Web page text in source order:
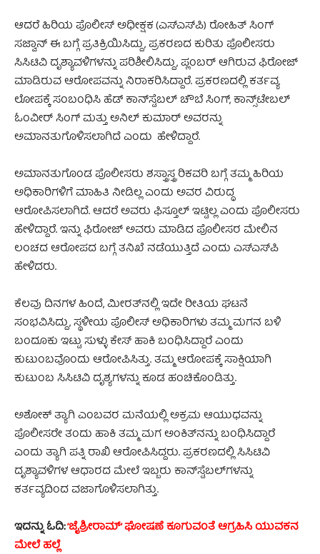
ಆದರೆ ಹಿರಿಯ ಪೊಲೀಸ್ ಅಧೀಕ್ಷಕ (ಎಸ್‌ಎಸ್‌ಪಿ) ರೋಹಿತ್ ಸಿಂಗ್
ಸಜ್ವಾನ್ ಈ ಬಗ್ಗೆ ಪ್ರತಿಕ್ರಿಯಿಸಿದ್ದು, ಪ್ರಕರಣದ ಕುರಿತು ಪೊಲೀಸರು
ಸಿಸಿಟಿವಿ ದೃಶ್ಯಾವಳಿಗಳನ್ನು ಪರಿಶೀಲಿಸಿದ್ದು, ಪ್ಲಂಬರ್ ಆಗಿರುವ ಫಿರೋಜ್
ಮಾಡಿರುವ ಆರೋಪವನ್ನು ನಿರಾಕರಿಸಿದ್ದಾರೆ. ಪ್ರಕರಣದಲ್ಲಿ ಕರ್ತವ್ಯ
ಲೋಪಕ್ಕೆ ಸಂಬಂಧಿಸಿ ಹೆಡ್ ಕಾನ್‌ಸ್ಟೆಬಲ್ ಚೌಬೆ ಸಿಂಗ್, ಕಾನ್ಸ್‌ಟೇಬಲ್
ಓಂವೀರ್ ಸಿಂಗ್ ಮತ್ತು ಅನಿಲ್ ಕುಮಾರ್ ಅವರನ್ನು
ಅಮಾನತುಗೊಳಿಸಲಾಗಿದೆ ಎಂದು ಹೇಳಿದ್ದಾರೆ.
ಅಮಾನತುಗೊಂಡ ಪೊಲೀಸರು ಶಸ್ತ್ರಾಸ್ತ್ರ ರಿಕವರಿ ಬಗ್ಗೆ ತಮ್ಮ ಹಿರಿಯ
ಅಧಿಕಾರಿಗಳಿಗೆ ಮಾಹಿತಿ ನೀಡಿಲ್ಲ ಎಂದು ಅವರ ವಿರುದ್ಧ
ಆರೋಪಿಸಲಾಗಿದೆ. ಆದರೆ ಅವರು ಫಿಸ್ತೂಲ್ ಇಟ್ಟಿಲ್ಲ ಎಂದು ಪೊಲೀಸರು
ಹೇಳಿದ್ದಾರೆ. ಇನ್ನು ಫಿರೋಜ್ ಅವರು ಮಾಡಿದ ಪೊಲೀಸರ ಮೇಲಿನ
ಲಂಚದ ಆರೋಪದ ಬಗ್ಗೆ ತನಿಖೆ ನಡೆಯುತ್ತಿದೆ ಎಂದು ಎಸ್‌ಎಸ್‌ಪಿ
ಹೇಳಿದರು.
ಕೆಲವು ದಿನಗಳ ಹಿಂದೆ, ಮೀರತ್‌ನಲ್ಲಿ ಇದೇ ರೀತಿಯ ಘಟನೆ
ಸಂಭವಿಸಿದ್ದು, ಸ್ಥಳೀಯ ಪೊಲೀಸ್ ಅಧಿಕಾರಿಗಳು ತಮ್ಮ ಮಗನ ಬಳಿ
ಬಂದೂಕು ಇಟ್ಟು ಸುಳ್ಳು ಕೇಸ್‌ ಹಾಕಿ ಬಂಧಿಸಿದ್ದಾರೆ ಎಂದು
ಕುಟುಂಬವೊಂದು ಆರೋಪಿಸಿತ್ತು. ತಮ್ಮ ಆರೋಪಕ್ಕೆ ಸಾಕ್ಷಿಯಾಗಿ
ಕುಟುಂಬ ಸಿಸಿಟಿವಿ ದೃಶ್ಯಗಳನ್ನು ಕೂಡ ಹಂಚಿಕೊಂಡಿತ್ತು.
ಅಶೋಕ್ ತ್ಯಾಗಿ ಎಂಬವರ ಮನೆಯಲ್ಲಿ ಅಕ್ರಮ ಆಯುಧವನ್ನು
ಪೊಲೀಸರೇ ತಂದು ಹಾಕಿ ತಮ್ಮ ಮಗ ಅಂಕಿತ್‌ನನ್ನು ಬಂಧಿಸಿದ್ದಾರೆ
ಎಂದು ತ್ಯಾಗಿ ಪತ್ನಿ ರಾಖಿ ಆರೋಪಿಸಿದ್ದರು. ಪ್ರಕರಣದಲ್ಲಿ ಸಿಸಿಟಿವಿ
ದೃಶ್ಯಾವಳಿಗಳ ಆಧಾರದ ಮೇಲೆ ಇಬ್ಬರು ಕಾನ್‌ಸ್ಟೆಬಲ್‌ಗಳನ್ನು
ಕರ್ತವ್ಯದಿಂದ ವಜಾಗೊಳಿಸಲಾಗಿತ್ತು.
ಇದನ್ನು ಓದಿ:‘ಜೈಶ್ರೀರಾಮ್’ ಘೋಷಣೆ ಕೂಗುವಂತೆ ಆಗ್ರಹಿಸಿ ಯುವಕನ
ಮೇಲೆ ಹಲ್ಲೆ